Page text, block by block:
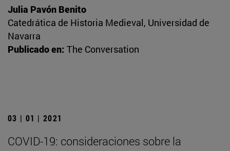
Julia Pavón Benito
Catedrática de Historia Medieval, Universidad de
Navarra
Publicado en: The Conversation
03 | 01 | 2021
COVID-19: consideraciones sobre la